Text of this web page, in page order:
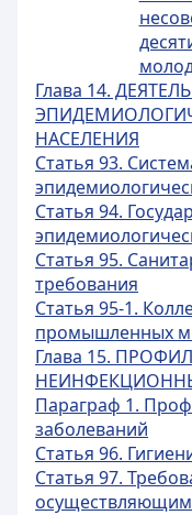
Глава 14.
НАСЕЛЕНИЯ
Статья 93.
Статья 94.
Статья 95.
требования
Статья 95-1.
промышленных
Глава 15.
Параграф 1.
заболеваний
Статья 96.
Статья 97.
осуществляющим